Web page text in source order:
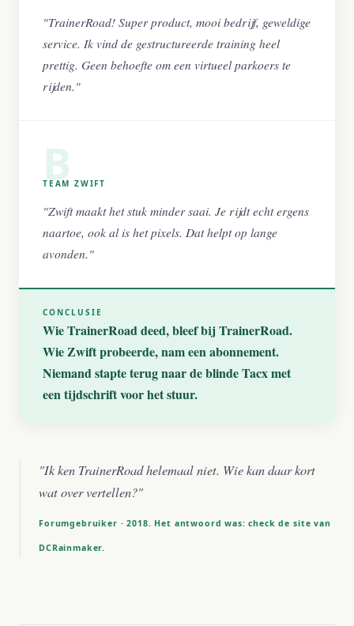
"TrainerRoad! Super product, mooi bedrijf, geweldige
service. Ik vind de gestructureerde training heel
prettig. Geen behoefte om een virtueel parkoers te
rijden."
B
TEAM ZWIFT
"Zwift maakt het stuk minder saai. Je rijdt echt ergens
naartoe, ook al is het pixels. Dat helpt op lange
avonden."
CONCLUSIE
Wie TrainerRoad deed, bleef bij TrainerRoad.
Wie Zwift probeerde, nam een abonnement.
Niemand stapte terug naar de blinde Tacx met
een tijdschrift voor het stuur.
"Ik ken TrainerRoad helemaal niet. Wie kan daar kort
wat over vertellen?"
Forumgebruiker · 2018. Het antwoord was: check de site van
DCRainmaker.